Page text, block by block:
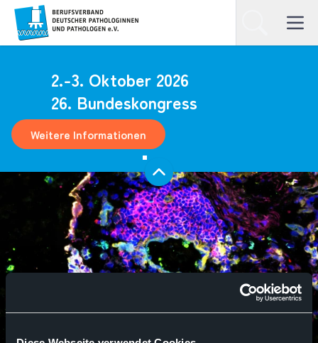
Homepage SuchenOpen
2.-3. Oktober 2026
26. Bundeskongress
Weitere Informationen